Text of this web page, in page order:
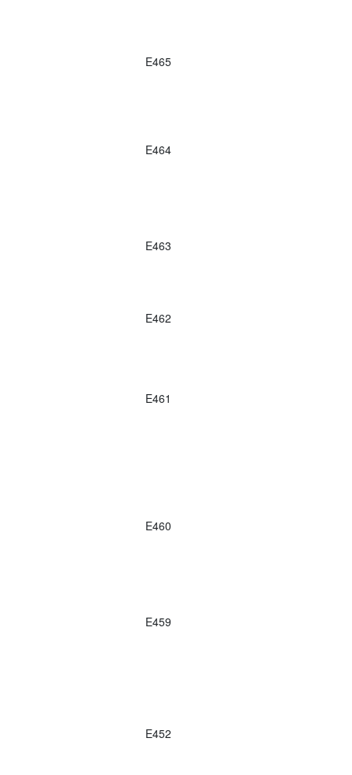
E465
E464
E463
E462
E461
E460
E459
E452